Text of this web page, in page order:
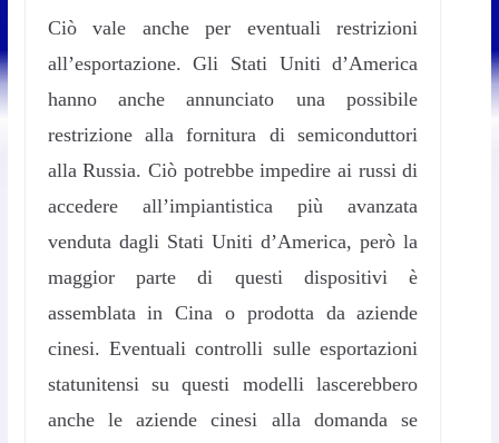
Ciò vale anche per eventuali restrizioni
all’esportazione. Gli Stati Uniti d’America
hanno anche annunciato una possibile
restrizione alla fornitura di semiconduttori
alla Russia. Ciò potrebbe impedire ai russi di
accedere all’impiantistica più avanzata
venduta dagli Stati Uniti d’America, però la
maggior parte di questi dispositivi è
assemblata in Cina o prodotta da aziende
cinesi. Eventuali controlli sulle esportazioni
statunitensi su questi modelli lascerebbero
anche le aziende cinesi alla domanda se